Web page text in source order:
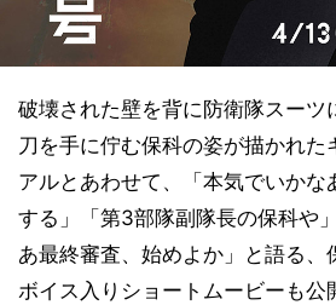
破壊された壁を背に防衛隊スーツ
刀を手に佇む保科の姿が描かれた
アルとあわせて、「本気でいかな
する」「第3部隊副隊⻑の保科や
あ最終審査、始めよか」と語る、
ボイス入りショートムービーも公